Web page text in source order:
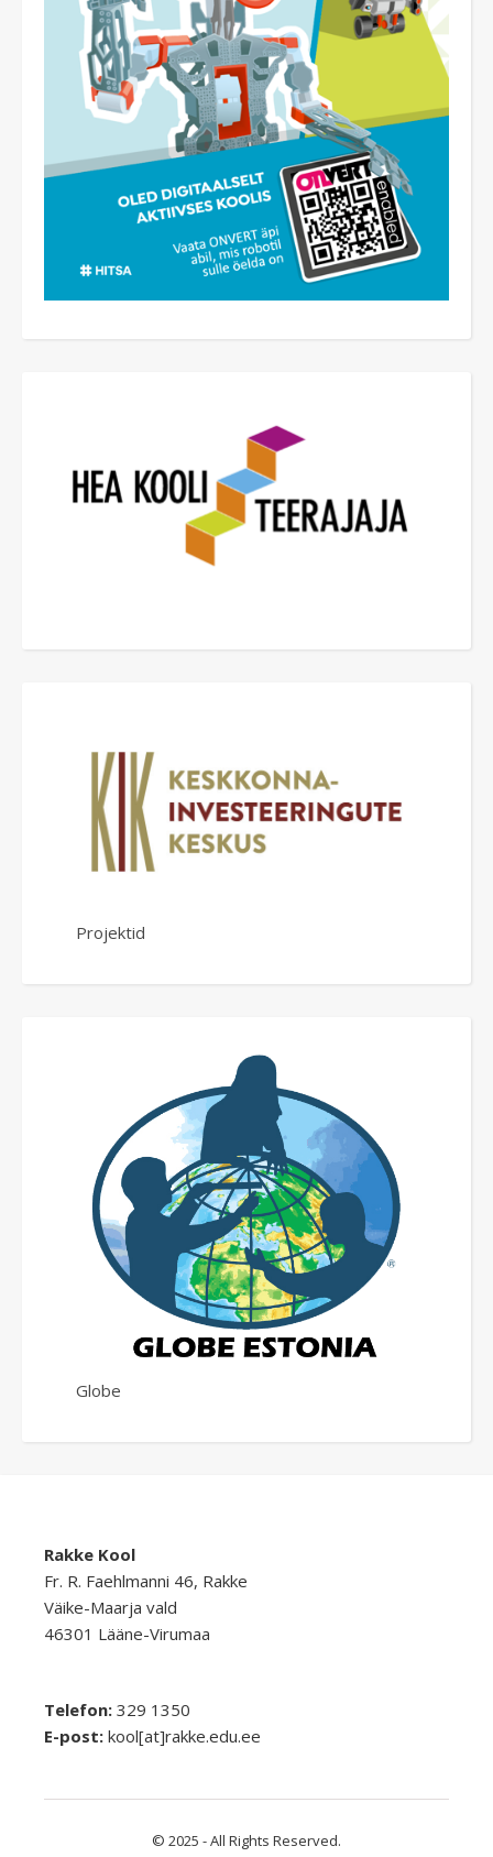
Projektid
Globe
Rakke Kool
Fr. R. Faehlmanni 46, Rakke
Väike-Maarja vald
46301 Lääne-Virumaa
Telefon: 329 1350
E-post: kool[at]rakke.edu.ee
© 2025 - All Rights Reserved.